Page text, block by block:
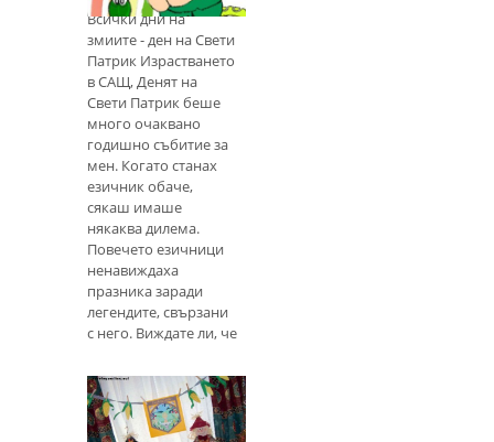
заниманията
няколко седмици
преди големия ден.
Тепърва ще намеря
един-единствен
източник, който да
включва всички изб
Всички дни на
змиите - ден на Свети
Патрик Израстването
в САЩ, Денят на
Свети Патрик беше
много очаквано
годишно събитие за
мен. Когато станах
езичник обаче,
сякаш имаше
някаква дилема.
Повечето езичници
ненавиждаха
празника заради
легендите, свързани
с него. Виждате ли, че
кредитирана да
преследва всички
змии извън Ирла